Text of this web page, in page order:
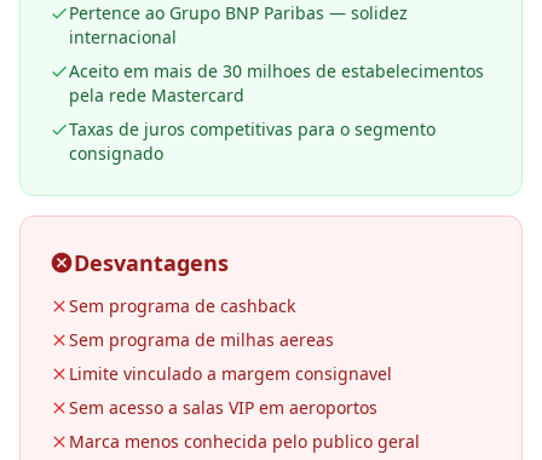
Pertence ao Grupo BNP Paribas — solidez
internacional
Aceito em mais de 30 milhoes de estabelecimentos
pela rede Mastercard
Taxas de juros competitivas para o segmento
consignado
Desvantagens
Sem programa de cashback
Sem programa de milhas aereas
Limite vinculado a margem consignavel
Sem acesso a salas VIP em aeroportos
Marca menos conhecida pelo publico geral